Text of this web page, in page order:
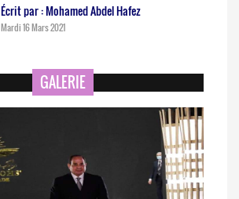
Écrit par : Mohamed Abdel Hafez
Mardi 16 Mars 2021
GALERIE